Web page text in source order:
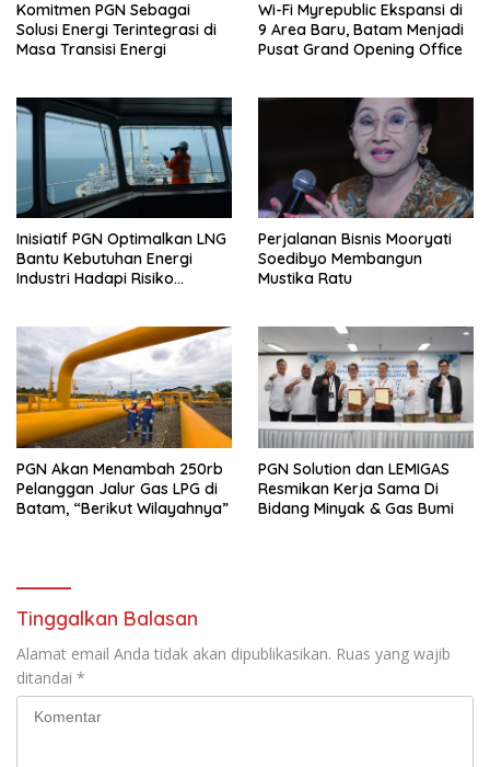
Komitmen PGN Sebagai
Solusi Energi Terintegrasi di
Masa Transisi Energi
Wi-Fi Myrepublic Ekspansi di
9 Area Baru, Batam Menjadi
Pusat Grand Opening Office
Inisiatif PGN Optimalkan LNG
Bantu Kebutuhan Energi
Industri Hadapi Risiko
Perjalanan Bisnis Mooryati
Soedibyo Membangun
Mustika Ratu
PGN Akan Menambah 250rb
Pelanggan Jalur Gas LPG di
Batam, “Berikut Wilayahnya”
PGN Solution dan LEMIGAS
Resmikan Kerja Sama Di
Bidang Minyak & Gas Bumi
Tinggalkan Balasan
Alamat email Anda tidak akan dipublikasikan. Ruas yang wajib
ditandai *